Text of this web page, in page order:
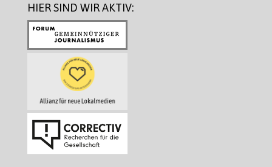
HIER SIND WIR AKTIV: